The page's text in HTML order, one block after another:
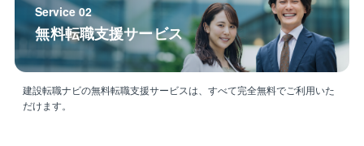
Service 02
無料転職支援サービス
建設転職ナビの無料転職支援サービスは、すべて完全無料でご利用いた
だけます。